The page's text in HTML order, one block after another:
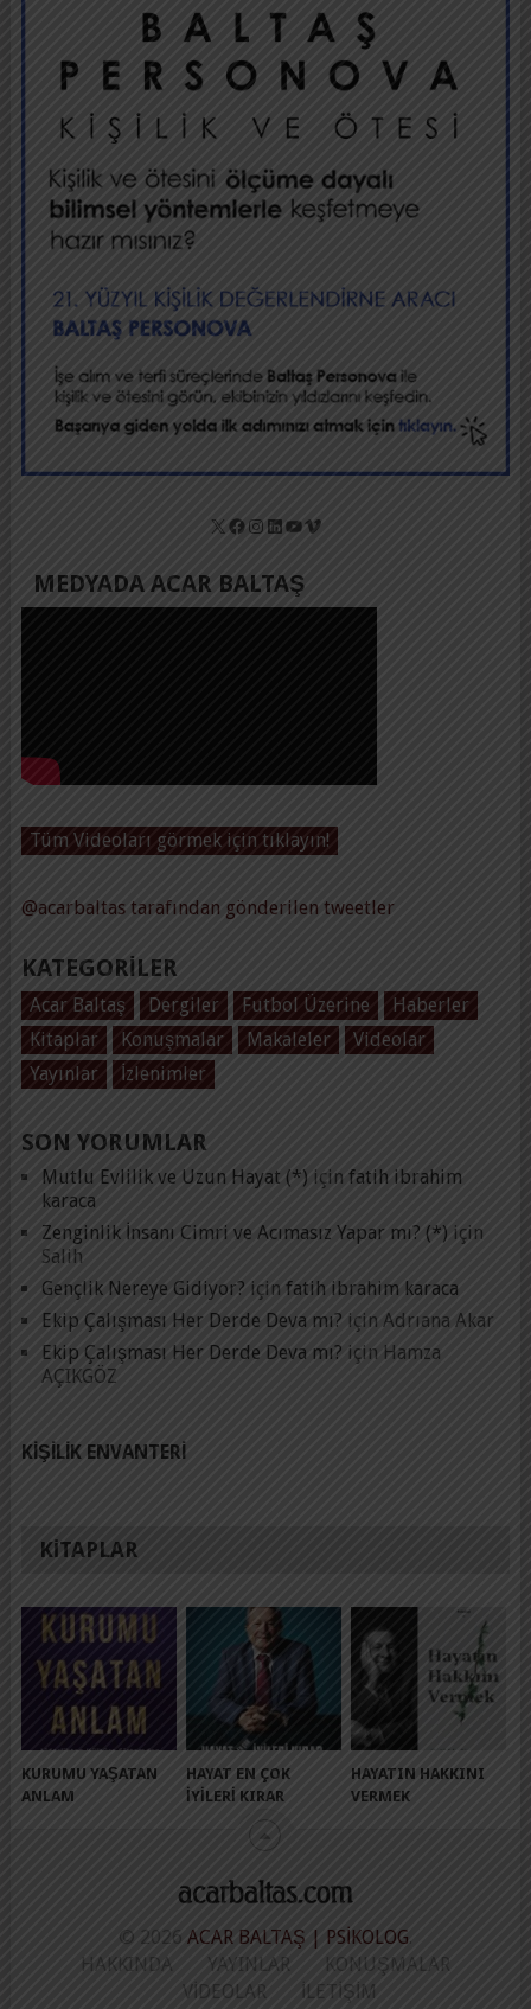
X Facebook
Instagram
LinkedIn
YouTube
Vimeo
MEDYADA ACAR BALTAŞ
Tüm Videoları görmek için tıklayın!
@acarbaltas tarafından gönderilen tweetler
KATEGORILER
Acar Baltaş Dergiler Futbol Üzerine
Haberler
Kitaplar
Konuşmalar Makaleler
Videolar
Yayınlar
İzlenimler
SON YORUMLAR
Mutlu Evlilik ve Uzun Hayat (*) için fatih ibrahim
karaca
Zenginlik İnsanı Cimri ve Acımasız Yapar mı? (*) için
Salih
Gençlik Nereye Gidiyor? için fatih ibrahim karaca
Ekip Çalışması Her Derde Deva mı? için Adrıana Akar
Ekip Çalışması Her Derde Deva mı? için Hamza
AÇIKGÖZ
KIŞILIK ENVANTERI
KITAPLAR
KURUMU YAŞATAN
ANLAM
HAYAT EN ÇOK
İYILERI KIRAR
HAYATIN HAKKINI
VERMEK
© 2026 ACAR BALTAŞ | PSIKOLOG.
HAKKINDA
YAYINLAR
KONUŞMALAR
VIDEOLAR
İLETIŞIM